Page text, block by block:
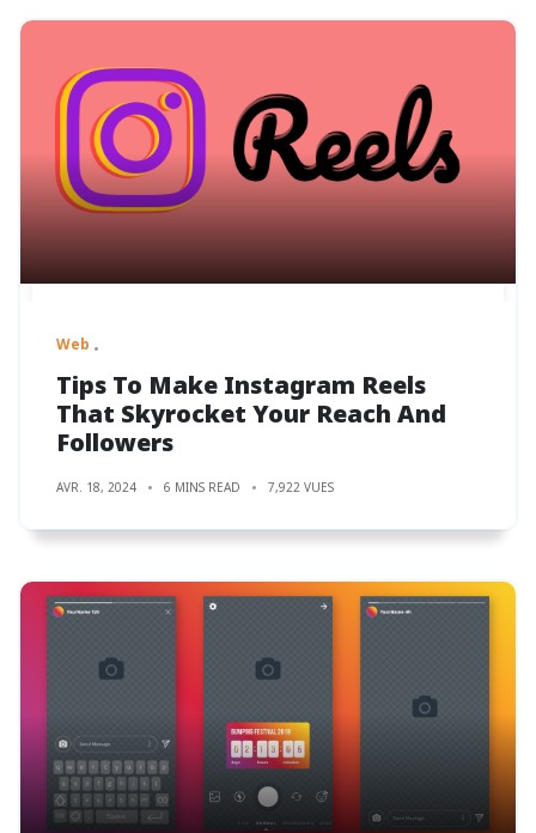
Web
Tips To Make Instagram Reels
That Skyrocket Your Reach And
Followers
AVR. 18, 2024 6 MINS READ 7,922 VUES